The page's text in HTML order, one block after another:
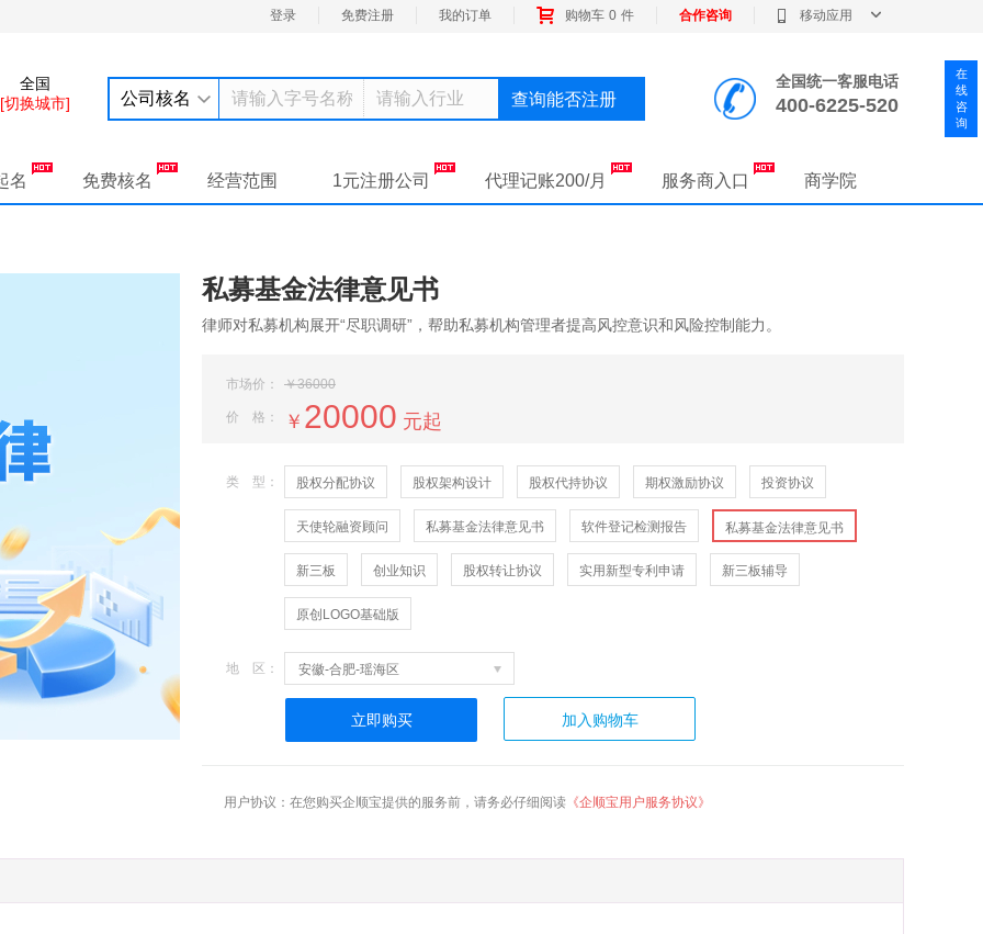
登录 免费注册 我的订单 购物车 0 件 合作咨询 移动应用
全国
[切换城市]
公司核名 查询能否注册
全国统一客服电话
400-6225-520
名 免费核名 经营范围 1元注册公司 代理记账200/月 服务商入口 商学院
私募基金法律意见书
律师对私募机构展开“尽职调研”，帮助私募机构管理者提高风控意识和风险控制能力。
市场价： ￥36000
价 格： ￥ 20000 元起
类 型： 股权分配协议 股权架构设计 股权代持协议 期权激励协议 投资协议
天使轮融资顾问 私募基金法律意见书 软件登记检测报告 私募基金法律意见书
新三板 创业知识 股权转让协议 实用新型专利申请 新三板辅导
原创LOGO基础版
地 区： 安徽-合肥-瑶海区
立即购买 加入购物车
用户协议：在您购买企顺宝提供的服务前，请务必仔细阅读 《企顺宝用户服务协议》